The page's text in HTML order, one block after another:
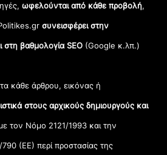
ωφελούνται από κάθε προβολή,
συνεισφέρει στην
στη βαθμολογία SEO (Google κ.λπ.)
κάθε άρθρου, εικόνας ή
στους αρχικούς δημιουργούς και
τον Νόμο 2121/1993 και την
(ΕΕ) περί προστασίας της